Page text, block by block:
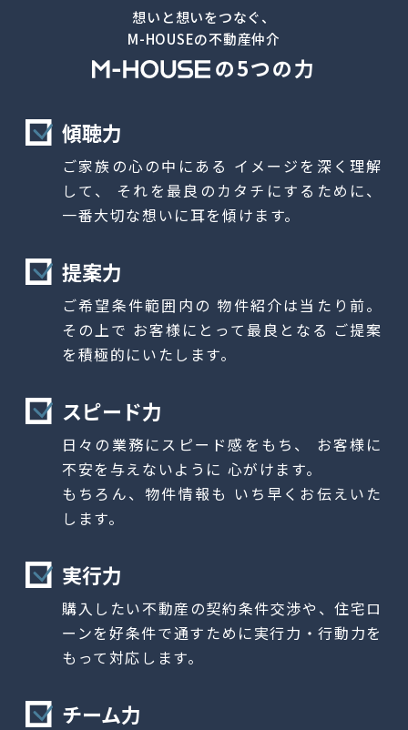
想いと想いをつなぐ、
M-HOUSEの不動産仲介
の5つの力
傾聴力
ご家族の心の中にある イメージを深く理解
して 、 それを最良のカタチにするために、
一番大切な想いに耳を傾けます。
提案力
ご希望条件範囲内の 物件紹介は当たり前。
その上で お客様にとって最良となる ご提案
を積極的にいたします。
スピード力
日々の業務にスピード感をもち、
お客様に
不安を与えないように 心がけます。
もちろん、物件情報も いち早くお伝えいた
します。
実行力
購入したい不動産の契約条件交渉や、住宅ロ
ーンを好条件で通すために実行力・行動力を
もって対応します。
チーム力